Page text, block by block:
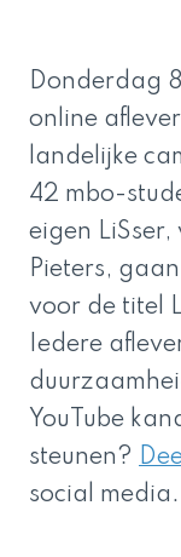
Donderdag
online
landelijke
42 mbo-
eigen
Pieters,
voor de titel
Iedere
YouTube
steunen?
social media.